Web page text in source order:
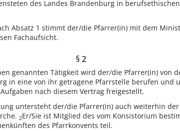
des Landes Brandenburg in
Absatz 1 stimmt der/die Pfarrer(in) mit dem
Fachaufsicht.
§ 2
genannten Tätigkeit wird der/die Pfarrer(in) von
in eine von ihr getragene Pfarrstelle berufen und
nach diesem Vertrag freigestellt.
untersteht der/die Pfarrer(in) auch weiterhin
2Er/Sie ist Mitglied des vom Konsistorium
des Pfarrkonvents teil.